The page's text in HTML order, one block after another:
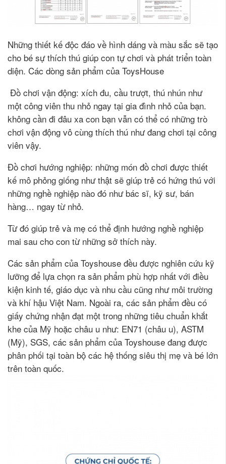
Những thiết kế độc đáo về hình dáng và màu sắc sẽ tạo
cho bé sự thích thú giúp con tự chơi và phát triển toàn
diện. Các dòng sản phẩm của ToysHouse
Đồ chơi vận động: xích đu, cầu trượt, thú nhún như
một công viên thu nhỏ ngay tại gia đình nhỏ của bạn.
không cần đi đâu xa con bạn vẫn có thể có những trò
chơi vận động vô cùng thích thú như đang chơi tại công
viên vậy.
Đồ chơi hướng nghiệp: những món đồ chơi được thiết
kế mô phỏng giống như thật sẽ giúp trẻ có hứng thú với
những nghề nghiệp nào đó như bác sĩ, kỹ sư, bán
hàng… ngay từ nhỏ.
Từ đó giúp trẻ và mẹ có thể định hướng nghề nghiệp
mai sau cho con từ những sở thích này.
Các sản phẩm của Toyshouse đều được nghiên cứu kỹ
lưỡng để lựa chọn ra sản phẩm phù hợp nhất với điều
kiện kinh tế, giáo dục và nhu cầu cũng như môi trường
và khí hậu Việt Nam. Ngoài ra, các sản phẩm đều có
giấy chứng nhận đạt một trong những tiêu chuẩn khắt
khe của Mỹ hoặc châu u như: EN71 (châu u), ASTM
(Mỹ), SGS, các sản phẩm của Toyshouse đang được
phân phối tại toàn bộ các hệ thống siêu thị mẹ và bé lớn
trên toàn quốc.